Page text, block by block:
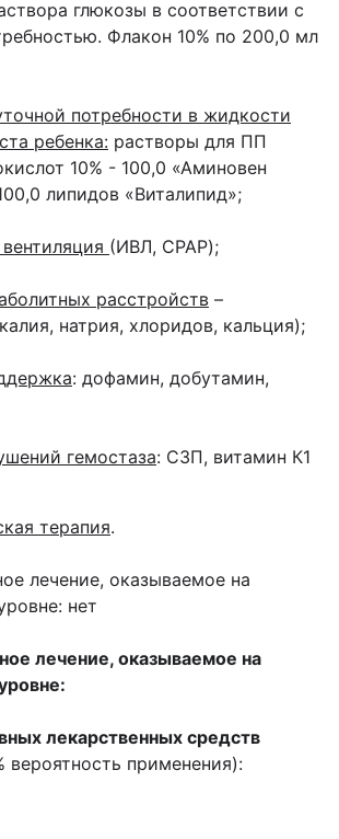
глюкозы в соответствии с
Флакон 10% по 200,0 мл
потребности в жидкости
ребенка: растворы для ПП
10% - 100,0 «Аминовен
липидов «Виталипид»;
(ИВЛ, CPAP);
расстройств –
натрия, хлоридов, кальция);
: дофамин, добутамин,
гемостаза: СЗП, витамин К1
терапия.
лечение, оказываемое на
нет
лечение, оказываемое на
лекарственных средств
применения):